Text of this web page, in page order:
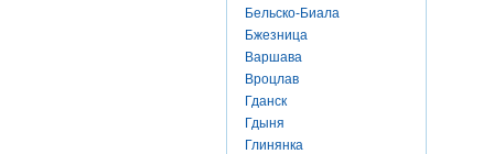
Бельско-Биала
Бжезница
Варшава
Вроцлав
Гданск
Гдыня
Глинянка